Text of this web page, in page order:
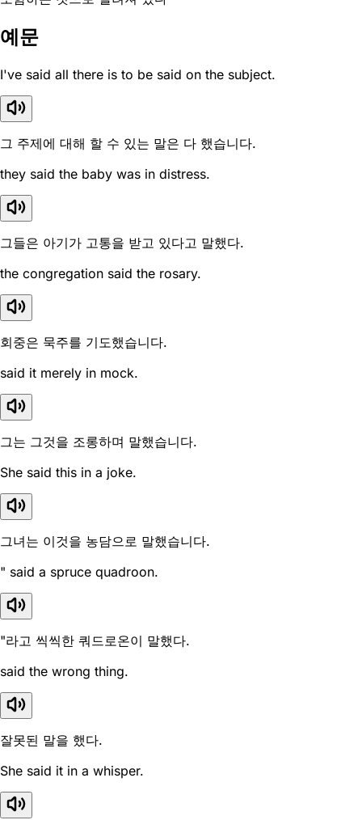
예문
I've said all there is to be said on the subject.
그 주제에 대해 할 수 있는 말은 다 했습니다.
they said the baby was in distress.
그들은 아기가 고통을 받고 있다고 말했다.
the congregation said the rosary.
회중은 묵주를 기도했습니다.
said it merely in mock.
그는 그것을 조롱하며 말했습니다.
She said this in a joke.
그녀는 이것을 농담으로 말했습니다.
" said a spruce quadroon.
"라고 씩씩한 쿼드로온이 말했다.
said the wrong thing.
잘못된 말을 했다.
She said it in a whisper.